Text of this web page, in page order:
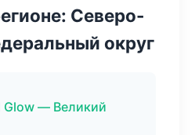
Северо-
округ
Glow — Великий